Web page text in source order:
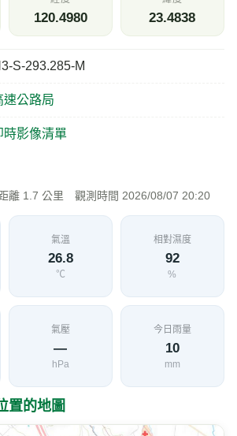
120.4980 23.4838
S-293.285-M
速公路局
時影像清單
離 1.7 公里 觀測時間 2026/08/07 20:20
氣溫
26.8
℃
相對濕度
92
%
氣壓
—
hPa
今日雨量
10
mm
置的地圖